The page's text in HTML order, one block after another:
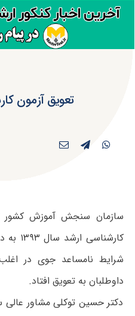
تعویق آزمون
سازمان سنجش آموزش کشور
شرایط نامساعد جوی در
داوطلبان به تعویق افتاد.
دکتر حسین توکلی مشاور